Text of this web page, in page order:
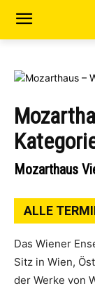
Mozarthaus
ALLE
Das Wiener
Sitz in Wien,
der Werke von